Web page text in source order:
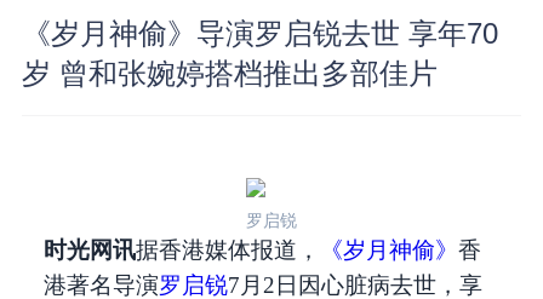
《岁月神偷》导演罗启锐去世 享年70
岁 曾和张婉婷搭档推出多部佳片
罗启锐
时光网讯据香港媒体报道， 《岁月神偷》 香
港著名导演罗启锐7月2日因心脏病去世，享